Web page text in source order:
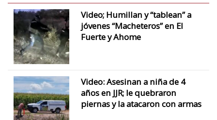
Video; Humillan y “tablean” a
jóvenes “Macheteros” en El
Fuerte y Ahome
Video: Asesinan a niña de 4
años en JJR; le quebraron
piernas y la atacaron con armas